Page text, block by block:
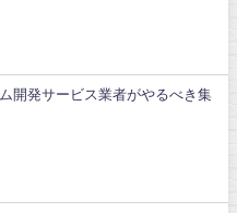
開発サービス業者がやるべき集